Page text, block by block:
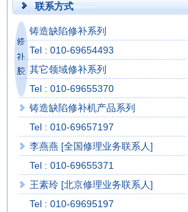
联系方式
铸造缺陷修补系列
Tel : 010-69654493
其它领域修补系列
Tel : 010-69655370
铸造缺陷修补机产品系列
Tel : 010-69657197
李燕燕 [全国修理业务联系人]
Tel : 010-69655371
王素玲 [北京修理业务联系人]
Tel : 010-69695197